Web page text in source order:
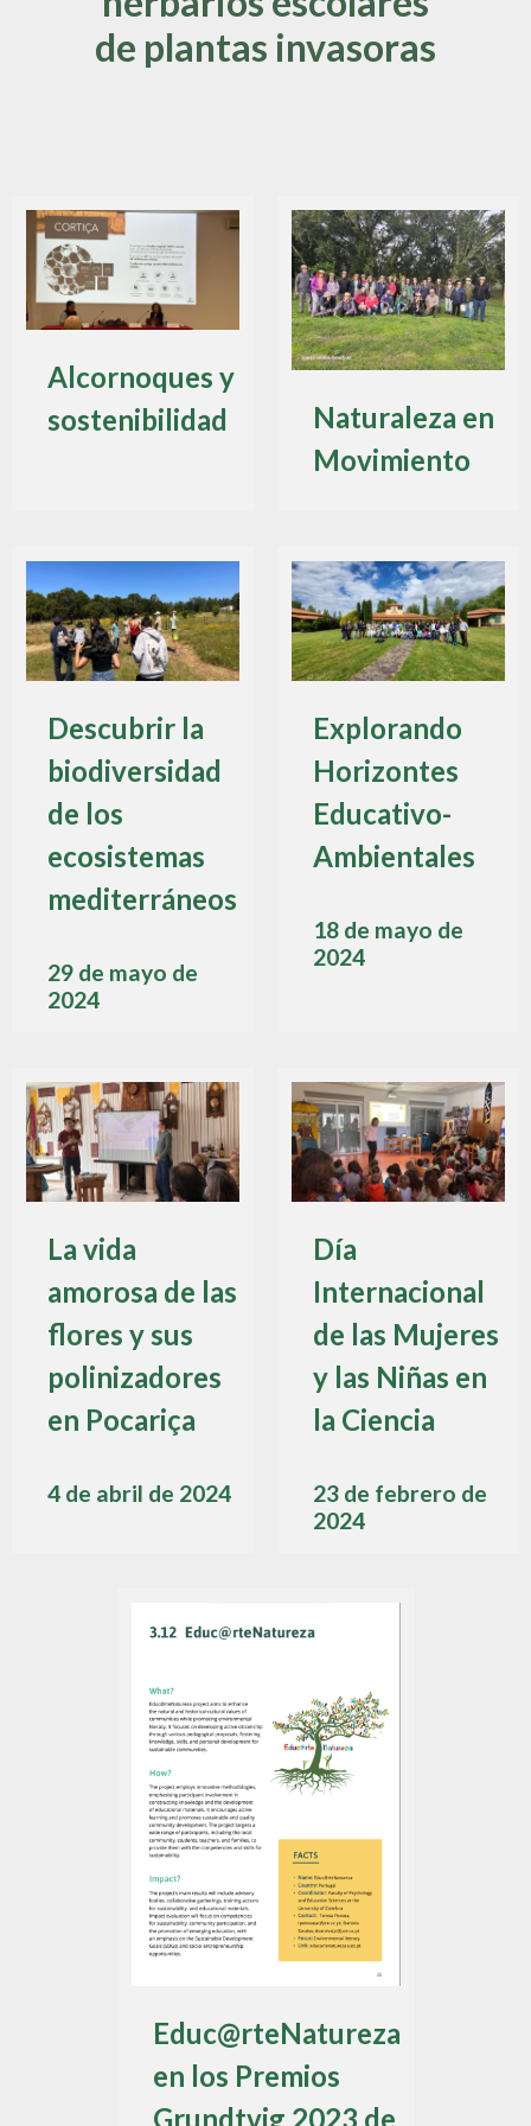
invasoras
Alcornoques y
sostenibilidad
Naturaleza en
Movimiento
Descubrir la
biodiversidad
de los
ecosistemas
mediterráneos
29 de mayo de
2024
Explorando
Horizontes
Educativo-
Ambientales
18 de mayo de
2024
La vida
amorosa de las
flores y sus
polinizadores
en Pocariça
4 de abril de 2024
Día
Internacional
de las Mujeres
y las Niñas en
la Ciencia
23 de febrero de
2024
Educ@rteNatureza
en los Premios
Grundtvig 2023 de